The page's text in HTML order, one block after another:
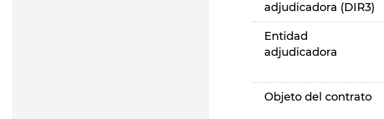
adjudicadora (DIR3)
Entidad
adjudicadora
Objeto del contrato